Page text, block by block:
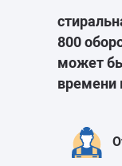
800
может
времени